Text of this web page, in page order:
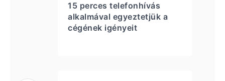
15 perces telefonhívás
alkalmával egyeztetjük a
cégének igényeit